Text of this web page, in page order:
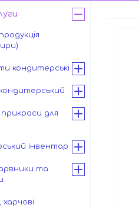
кондитерські
для
інвентар
та